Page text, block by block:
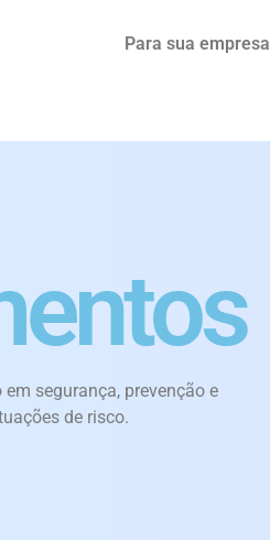
Para sua empresa
segurança, prevenção e
de risco.